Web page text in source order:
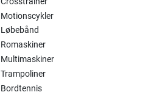
Motionscykler
Løbebånd
Romaskiner
Multimaskiner
Trampoliner
Bordtennis